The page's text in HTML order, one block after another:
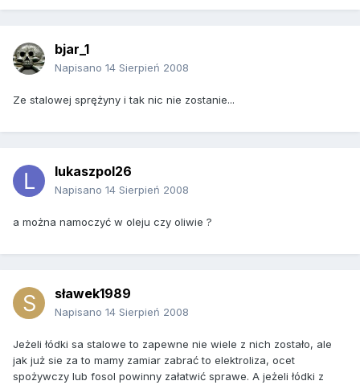
bjar_1
Napisano 14 Sierpień 2008
Ze stalowej sprężyny i tak nic nie zostanie...
lukaszpol26
Napisano 14 Sierpień 2008
a można namoczyć w oleju czy oliwie ?
sławek1989
Napisano 14 Sierpień 2008
Jeżeli łódki sa stalowe to zapewne nie wiele z nich zostało, ale
jak już sie za to mamy zamiar zabrać to elektroliza, ocet
spożywczy lub fosol powinny załatwić sprawe. A jeżeli łódki z